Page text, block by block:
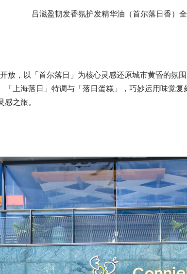
吕滋盈韧发香氛护发精华油（首尔落日香）
放，以「首尔落日」为核心灵感还原城市黄昏的氛
「上海落日」特调与「落日蛋糕」，巧妙运用味觉
之旅。